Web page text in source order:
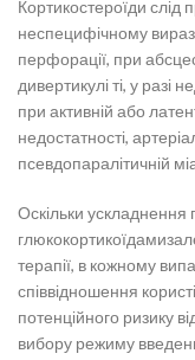
Кортикостероїди слід
неспецифічному
перфорації, при
дивертикулі ті, у разі
при активній або
недостатності,
псевдопаралітичній
Оскільки ускладнення
терапії, в кожному
співвідношення
потенційного ризику
вибору режиму